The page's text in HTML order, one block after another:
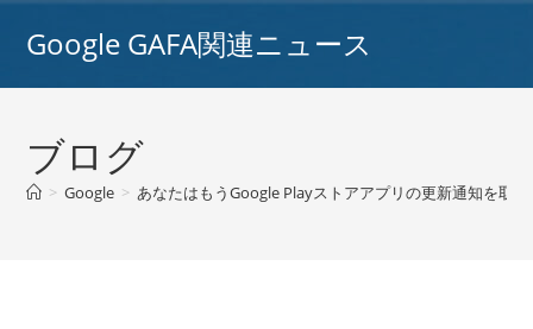
Google GAFA関連ニュース
ブログ
> Google > あなたはもうGoogle Playストアアプリの更新通知を取